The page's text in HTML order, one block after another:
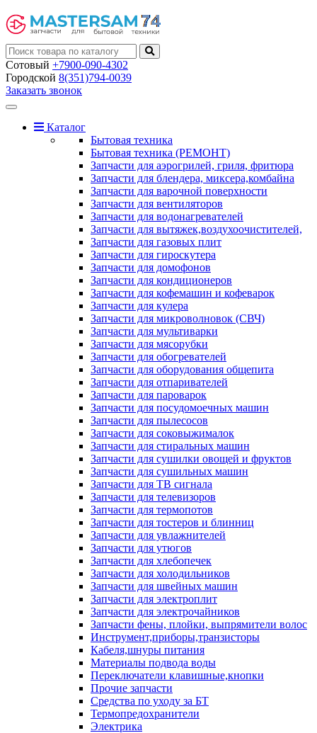
Сотовый +7900-090-4302
Городской 8(351)794-0039
Заказать звонок
Toggle
navigationКаталог
Бытовая техника
Бытовая техника (РЕМОНТ)
Запчасти для аэрогрилей, гриля, фритюра
Запчасти для блендера, миксера,комбайна
Запчасти для варочной поверхности
Запчасти для вентиляторов
Запчасти для водонагревателей
Запчасти для вытяжек,воздухоочистителей,
Запчасти для газовых плит
Запчасти для гироскутера
Запчасти для домофонов
Запчасти для кондиционеров
Запчасти для кофемашин и кофеварок
Запчасти для кулера
Запчасти для микроволновок (СВЧ)
Запчасти для мультиварки
Запчасти для мясорубки
Запчасти для обогревателей
Запчасти для оборудования общепита
Запчасти для отпаривателей
Запчасти для пароварок
Запчасти для посудомоечных машин
Запчасти для пылесосов
Запчасти для соковыжималок
Запчасти для стиральных машин
Запчасти для сушилки овощей и фруктов
Запчасти для сушильных машин
Запчасти для ТВ сигнала
Запчасти для телевизоров
Запчасти для термопотов
Запчасти для тостеров и блинниц
Запчасти для увлажнителей
Запчасти для утюгов
Запчасти для хлебопечек
Запчасти для холодильников
Запчасти для швейных машин
Запчасти для электроплит
Запчасти для электрочайников
Запчасти фены, плойки, выпрямители волос
Инструмент,приборы,транзисторы
Кабеля,шнуры питания
Материалы подвода воды
Переключатели клавишные,кнопки
Прочие запчасти
Средства по уходу за БТ
Термопредохранители
Электрика